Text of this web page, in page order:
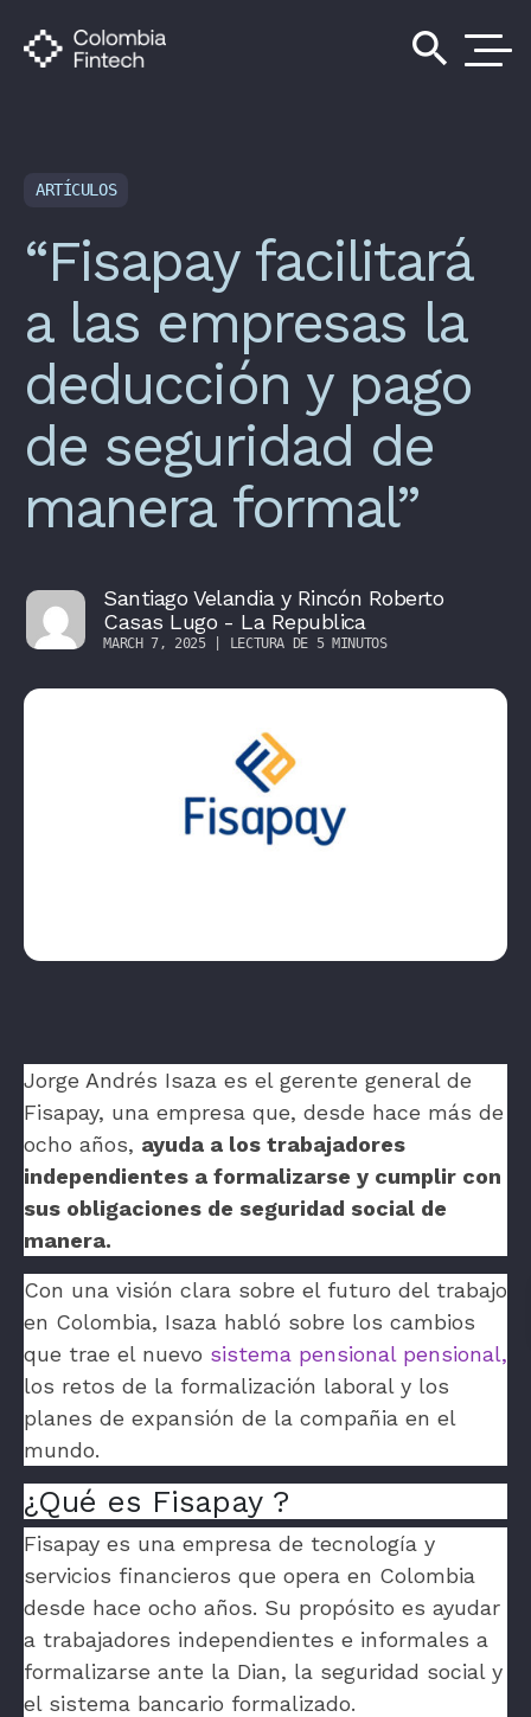
search
ARTÍCULOS
“Fisapay facilitará
a las empresas la
deducción y pago
de seguridad de
manera formal”
Santiago Velandia y Rincón Roberto
Casas Lugo - La Republica
MARCH 7, 2025 | LECTURA DE 5 MINUTOS
Jorge Andrés Isaza es el gerente general de
Fisapay, una empresa que, desde hace más de
ocho años, ayuda a los trabajadores
independientes a formalizarse y cumplir con
sus obligaciones de seguridad social de
manera.
Con una visión clara sobre el futuro del trabajo
en Colombia, Isaza habló sobre los cambios
que trae el nuevo sistema pensional pensional,
los retos de la formalización laboral y los
planes de expansión de la compañia en el
mundo.
¿Qué es Fisapay ?
Fisapay es una empresa de tecnología y
servicios financieros que opera en Colombia
desde hace ocho años. Su propósito es ayudar
a trabajadores independientes e informales a
formalizarse ante la Dian, la seguridad social y
el sistema bancario formalizado.